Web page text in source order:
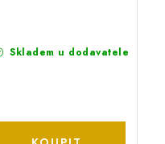
Skladem u dodavatele